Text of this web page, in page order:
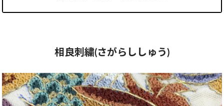
相良刺繍(さがらししゅう)